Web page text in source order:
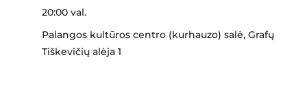
20:00 val.
Palangos kultūros centro (kurhauzo) salė, Grafų
Tiškevičių alėja 1